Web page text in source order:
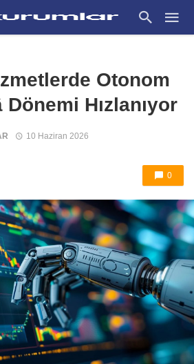
Otonom
Hızlanıyor
10 Haziran 2026
0